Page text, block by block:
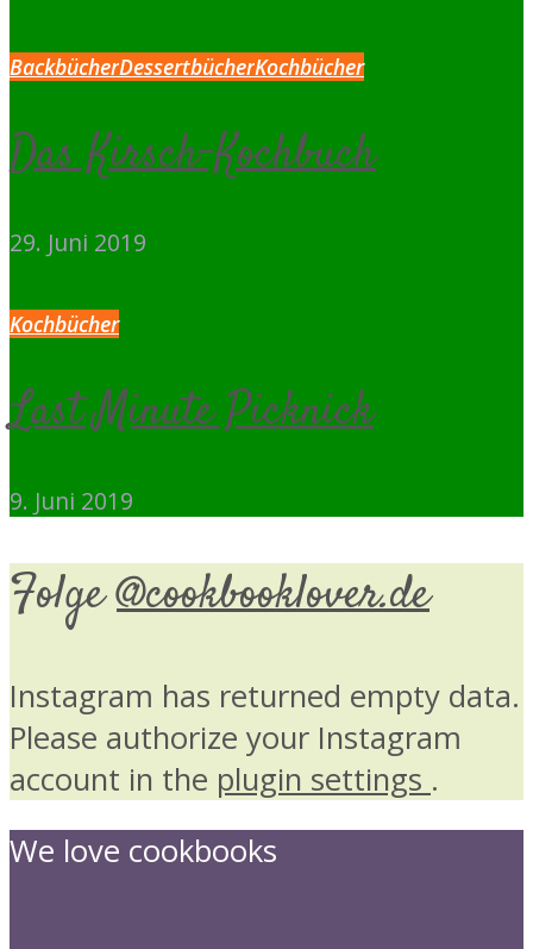
BackbücherDessertbücherKochbücher
Das Kirsch-Kochbuch
29. Juni 2019
Kochbücher
Last Minute Picknick
9. Juni 2019
Folge@cookbooklover.de
Instagram has returned empty data.
Please authorize your Instagram
account in the plugin settings .
We love cookbooks